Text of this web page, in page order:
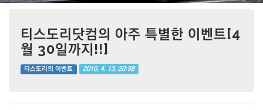
티스도리닷컴의 아주 특별한 이벤트[4
월 30일까지!!]
티스도리의 이벤트 2010. 4. 13. 20:58